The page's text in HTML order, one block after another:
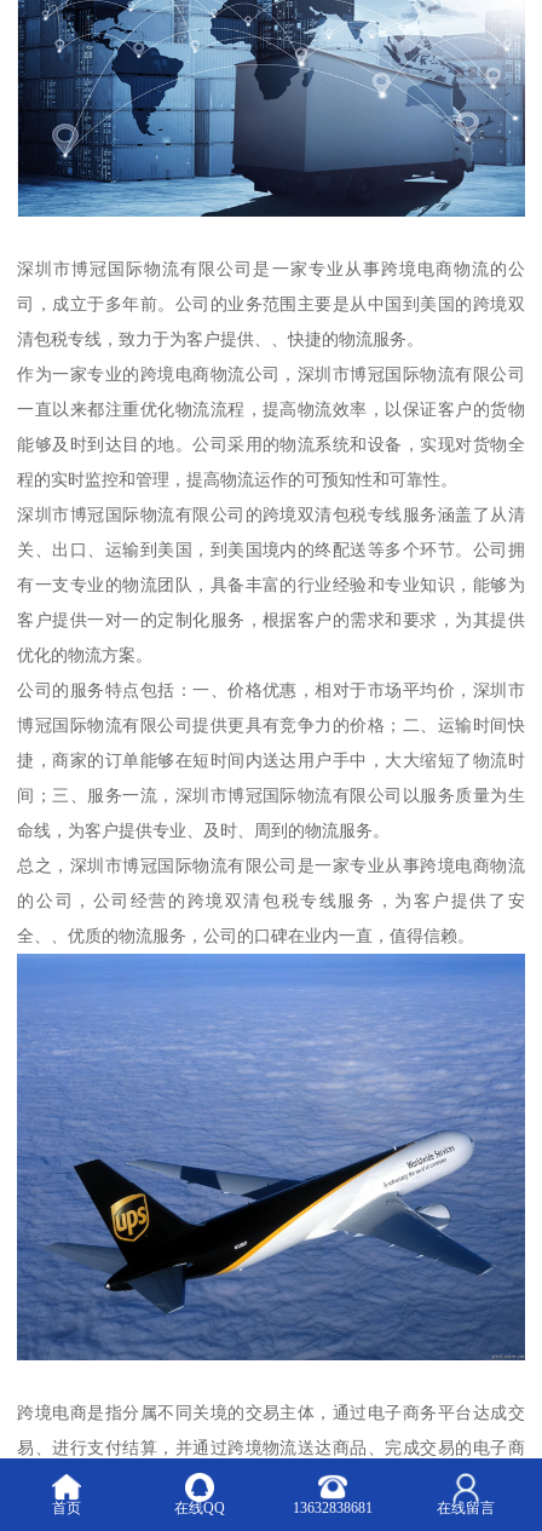
深圳市博冠国际物流有限公司是一家专业从事跨境电商物流的公
司，成立于多年前。公司的业务范围主要是从中国到美国的跨境双
清包税专线，致力于为客户提供、、快捷的物流服务。
作为一家专业的跨境电商物流公司，深圳市博冠国际物流有限公司
一直以来都注重优化物流流程，提高物流效率，以保证客户的货物
能够及时到达目的地。公司采用的物流系统和设备，实现对货物全
程的实时监控和管理，提高物流运作的可预知性和可靠性。
深圳市博冠国际物流有限公司的跨境双清包税专线服务涵盖了从清
关、出口、运输到美国，到美国境内的终配送等多个环节。公司拥
有一支专业的物流团队，具备丰富的行业经验和专业知识，能够为
客户提供一对一的定制化服务，根据客户的需求和要求，为其提供
优化的物流方案。
公司的服务特点包括：一、价格优惠，相对于市场平均价，深圳市
博冠国际物流有限公司提供更具有竞争力的价格；二、运输时间快
捷，商家的订单能够在短时间内送达用户手中，大大缩短了物流时
间；三、服务一流，深圳市博冠国际物流有限公司以服务质量为生
命线，为客户提供专业、及时、周到的物流服务。
总之，深圳市博冠国际物流有限公司是一家专业从事跨境电商物流
的公司，公司经营的跨境双清包税专线服务，为客户提供了安
全、、优质的物流服务，公司的口碑在业内一直，值得信赖。
跨境电商是指分属不同关境的交易主体，通过电子商务平台达成交
易、进行支付结算，并通过跨境物流送达商品、完成交易的电子商
务平台和在线交易平台。跨境电商打破了传统贸易方式和贸易渠道
的限制，让各国消费者直接通过互联网进行交易，实现商品和服务
首页 在线QQ 13632838681 在线留言